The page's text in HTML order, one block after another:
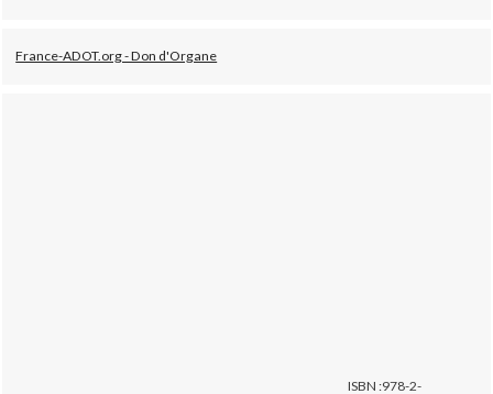
France-ADOT.org - Don d'Organe
ISBN :978-2-